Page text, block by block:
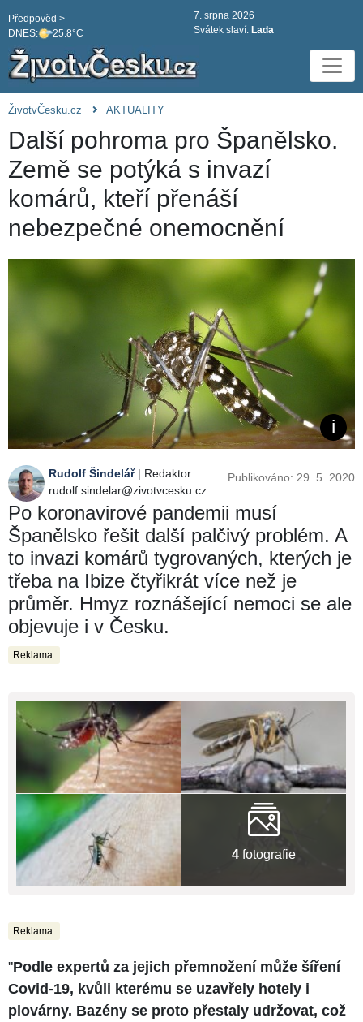
DNES: 25.8°C
Předpověd >
7. srpna 2026
Svátek slaví: Lada
ŽivotvČesku.cz AKTUALITY
Další pohroma pro Španělsko.
Země se potýká s invazí
komárů, kteří přenáší
nebezpečné onemocnění
Rudolf Šindelář| Redaktor
rudolf.sindelar@zivotvcesku.cz
Publikováno: 29. 5. 2020
Po koronavirové pandemii musí
Španělsko řešit další palčivý problém. A
to invazi komárů tygrovaných, kterých je
třeba na Ibize čtyřikrát více než je
průměr. Hmyz roznášející nemoci se ale
objevuje i v Česku.
Reklama:
4 fotografie
Reklama:
"Podle expertů za jejich přemnožení může šíření
Covid-19, kvůli kterému se uzavřely hotely i
plovárny. Bazény se proto přestaly udržovat, což